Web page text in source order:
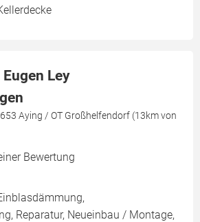
Ley
Aying / OT Großhelfendorf (13km von
Bewertung
Reparatur, Neueinbau / Montage,